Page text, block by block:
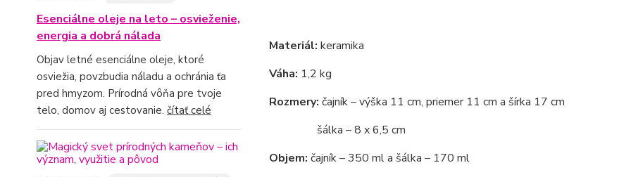
Esenciálne oleje na leto – osvieženie,
energia a dobrá nálada
Objav letné esenciálne oleje, ktoré
osviežia, povzbudia náladu a ochránia ťa
pred hmyzom. Prírodná vôňa pre tvoje
telo, domov aj cestovanie. čítať celé
Materiál: keramika
Váha: 1,2 kg
Rozmery: čajník – výška 11 cm, priemer 11 cm a šírka 17 cm
šálka – 8 x 6,5 cm
Objem: čajník – 350 ml a šálka – 170 ml